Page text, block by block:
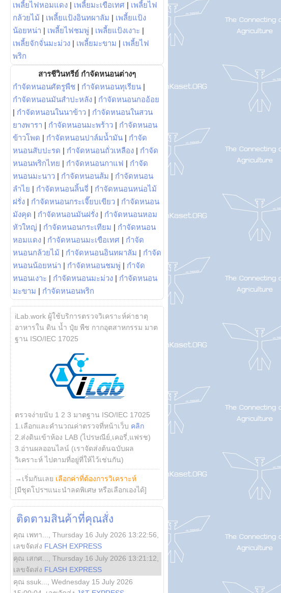
เพลี้ยไฟหอมแดง | เพลี้ยมะเขือเทศ | เพลี้ยไฟ
กล้วยไม้ | เพลี้ยแป้งอินทผาลัม | เพลี้ยแป้ง
น้อยหน่า | เพลี้ยไฟชมพู่ | เพลี้ยแป้งเงาะ |
เพลี้ยจักจั่นมะม่วง | เพลี้ยมะขาม | เพลี้ยไฟ
พริก
สารชีวินทรีย์ กำจัดหนอนต่างๆ
กำจัดหนอนศัตรูพืช | กำจัดหนอนทุเรียน |
กำจัดหนอนมันสำปะหลัง | กำจัดหนอนกออ้อย
| กำจัดหนอนในนาข้าว | กำจัดหนอนในสวน
ยางพารา | กำจัดหนอนมะพร้าว | กำจัดหนอน
ข้าวโพด | กำจัดหนอนปาล์มน้ำมัน | กำจัด
หนอนสับปะรด | กำจัดหนอนถั่วเหลือง | กำจัด
หนอนพริกไทย | กำจัดหนอนกาแฟ | กำจัด
หนอนมะนาว | กำจัดหนอนส้ม | กำจัดหนอน
ลำไย | กำจัดหนอนลิ้นจี่ | กำจัดหนอนหน่อไม้
ฝรั่ง | กำจัดหนอนกระเจี๊ยบเขียว | กำจัดหนอน
มังคุด | กำจัดหนอนมันฝรั่ง | กำจัดหนอนหอม
หัวใหญ่ | กำจัดหนอนกระเทียม | กำจัดหนอน
หอมแดง | กำจัดหนอนมะเขือเทศ | กำจัด
หนอนกล้วยไม้ | กำจัดหนอนอินทผาลัม | กำจัด
หนอนน้อยหน่า | กำจัดหนอนชมพู่ | กำจัด
หนอนเงาะ | กำจัดหนอนมะม่วง | กำจัดหนอน
มะขาม | กำจัดหนอนพริก
iLab.work ผู้ใช้บริการตรวจวิเคราะห์ค่าธาตุ
อาหารใน ดิน น้ำ ปุ๋ย พืช กากอุตสาหกรรม มาต
ฐาน ISO/IEC 17025
ตรวจง่ายนับ 1 2 3 มาตฐาน ISO/IEC 17025
1.เลือกและคำนวณค่าตรวจที่หน้าเว็บ คลิก
2.ส่งดินเข้าห้อง LAB (ไปรษณีย์,เคอรี่,แฟรช)
3.อ่านผลออนไลน์ (เราจัดส่งต้นฉบับผล
วิเคราะห์ ไปตามที่อยู่ที่ให้ไว้เช่นกัน)
→เริ่มกันเลย เลือกค่าที่ต้องการวิเคราะห์
[มีชุดโปรฯแนะนำลดพิเศษ หรือเลือกเองได้]
ติดตามสินค้าที่คุณสั่ง
คุณ เพทา... Thursday 16 July 2026 13:22:56
เลขจัดส่ง FLASH EXPRESS
คุณ เสกศ...
Thursday 16 July 2026 13:21:12
เลขจัดส่ง FLASH EXPRESS
คุณ ssuk...
Wednesday 15 July 2026